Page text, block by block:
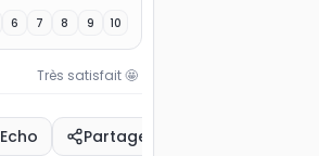
6 7 8 9 10
Très satisfait🤩
Echo Partager